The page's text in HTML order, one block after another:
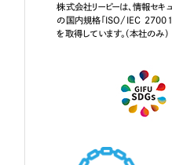
株式会社リーピーは、情報セキ
の国内規格「ISO/IEC
を取得しています。（本社のみ）